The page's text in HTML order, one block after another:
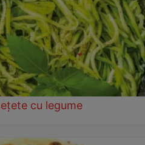
cu legume